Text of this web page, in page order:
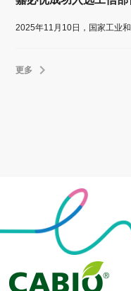
更多